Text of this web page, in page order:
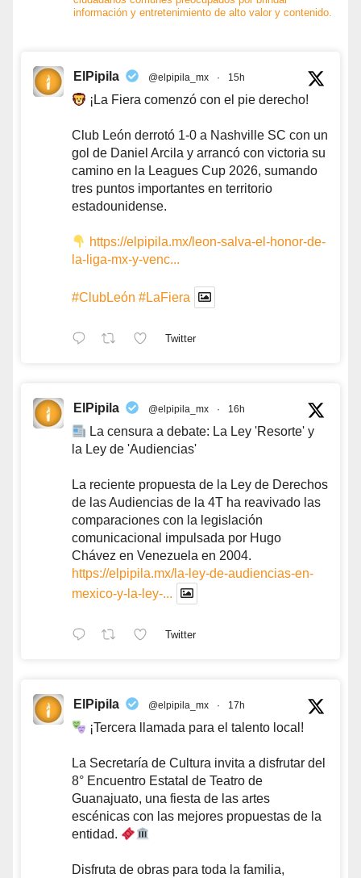
información y entretenimiento de alto valor y contenido.
ElPipila @elpipila_mx · 15h
¡La Fiera comenzó con el pie derecho!
Club León derrotó 1-0 a Nashville SC con un
gol de Daniel Arcila y arrancó con victoria su
camino en la Leagues Cup 2026, sumando
tres puntos importantes en territorio
estadounidense.
https://elpipila.mx/leon-salva-el-honor-de-
la-liga-mx-y-venc...
#ClubLeón #LaFiera
Twitter
ElPipila @elpipila_mx · 16h
La censura a debate: La Ley 'Resorte' y
la Ley de 'Audiencias'
La reciente propuesta de la Ley de Derechos
de las Audiencias de la 4T ha reavivado las
comparaciones con la legislación
comunicacional impulsada por Hugo
Chávez en Venezuela en 2004.
https://elpipila.mx/la-ley-de-audiencias-en-
mexico-y-la-ley-...
Twitter
ElPipila @elpipila_mx · 17h
¡Tercera llamada para el talento local!
La Secretaría de Cultura invita a disfrutar del
8° Encuentro Estatal de Teatro de
Guanajuato, una fiesta de las artes
escénicas con las mejores propuestas de la
entidad.
Disfruta de obras para toda la familia,